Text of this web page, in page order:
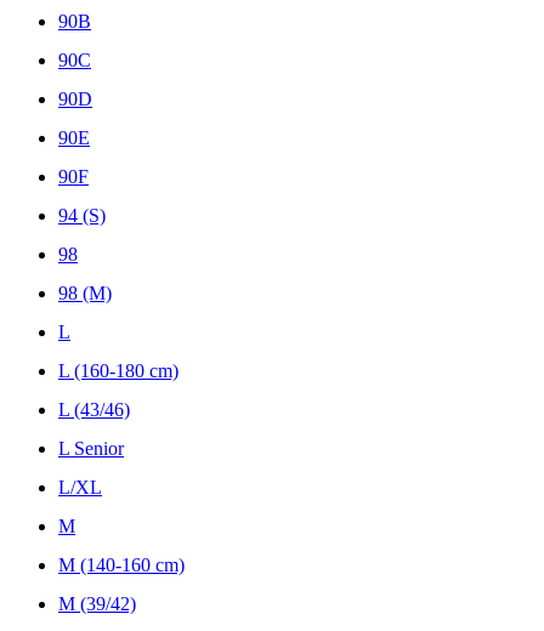
90B
90C
90D
90E
90F
94 (S)
98
98 (M)
L
L (160-180 cm)
L (43/46)
L Senior
L/XL
M
M (140-160 cm)
M (39/42)